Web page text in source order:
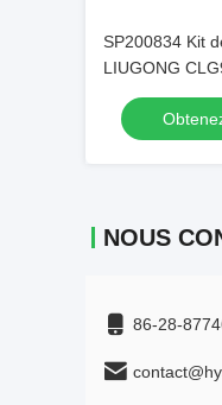
SP200834 Kit
LIUGONG
NOUS
86-28-